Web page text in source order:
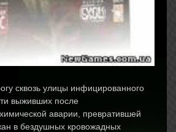
сквозь улицы инфицированного
выживших после
аварии, превратившей
в бездушных кровожадных